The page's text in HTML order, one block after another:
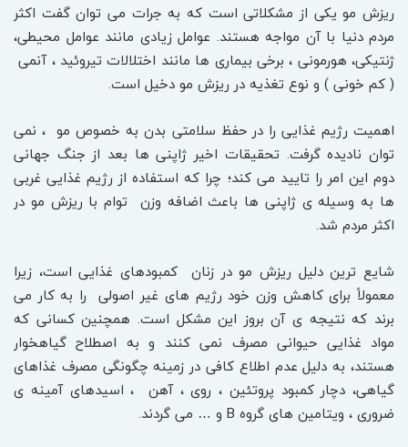
ریزش مو یکی از مشکلاتی است که به جرات می توان گفت اکثر
مردم دنیا با آن مواجه هستند. عوامل زیادی مانند عوامل محیطی،
ژنتیکی، هورمونی ، برخی بیماری ها مانند اختلالات تیروئید ، آنمی
( کم خونی ) و نوع تغذیه در ریزش مو دخیل است.
اهمیت رژیم غذایی را در حفظ سلامتی بدن به خصوص مو ، نمی
توان نادیده گرفت. تحقیقات اخیر ژاپنی ها بعد از جنگ جهانی
دوم این امر را تایید می کند؛ چرا که استفاده از رژیم غذایی غربی
ها به وسیله ی ژاپنی ها باعث اضافه وزن توام با ریزش مو در
اکثر مردم شد.
شایع ترین دلیل ریزش مو در زنان کمبودهای غذایی است، زیرا
معمولاً برای کاهش وزن خود رژیم های غیر اصولی را به کار می
برند که نتیجه ی آن بروز این مشکل است. همچنین کسانی که
مواد غذایی حیوانی مصرف نمی کنند و به اصطلاح گیاهخوار
هستند، به دلیل عدم اطلاع کافی در زمینه چگونگی مصرف غذاهای
گیاهی، دچار کمبود پروتئین ، روی ، آهن ، اسیدهای آمینه ی
ضروری ، ویتامین های گروه B و … می گردند.